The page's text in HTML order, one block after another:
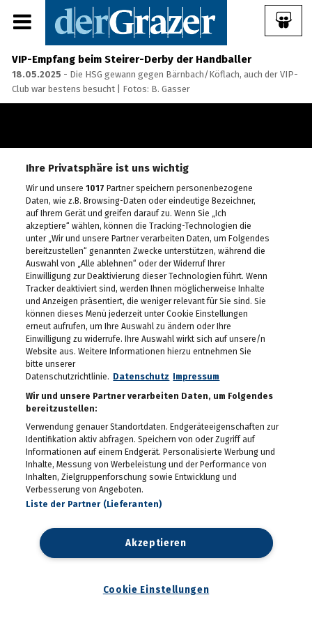
VIP-Empfang beim Steirer-Derby der Handballer
18.05.2025 - Die HSG gewann gegen Bärnbach/Köflach, auch der VIP-
Club war bestens besucht | Fotos: B. Gasser
ANMELDEN
IMPRESSUM
Ein Frühstück für die
Annenstraße - Das vierte
Annenfrühstück
22.07.2026
Seit 50 Jahren steht
Starkoch Johann Lafer in
der Küche
22.07.2026
Spiel, Spaß und Lernen in
der Kinderstadt Bibongo
14.07.2026
Die Grüne Nacht des
steirischen Tourismus
09.07.2026
Sommerfest der
Industriellenvereinigung
Steiermark 2026
WM 2026: Ganz Graz
Nationalelf
Die Innenstadt wurde zum
Ihre Privatsphäre ist uns wichtig
Wir und unsere1017 Partner speichern personenbezogene
Daten, wie z.B. Browsing-Daten oder eindeutige Bezeichner,
auf Ihrem Gerät und greifen darauf zu. Wenn Sie „Ich
akzeptiere“ wählen, können die Tracking-Technologien die
unter „Wir und unsere Partner verarbeiten Daten, um Folgendes
bereitzustellen“ genannten Zwecke unterstützen, während die
Auswahl von „Alle ablehnen“ oder der Widerruf Ihrer
Einwilligung zur Deaktivierung dieser Technologien führt. Wenn
Tracker deaktiviert sind, werden Ihnen möglicherweise Inhalte
und Anzeigen präsentiert, die weniger relevant für Sie sind. Sie
können dieses Menü jederzeit unter Cookie Einstellungen
erneut aufrufen, um Ihre Auswahl zu ändern oder Ihre
Einwilligung zu widerrufe. Ihre Auswahl wirkt sich auf unsere/n
Website aus. Weitere Informationen hierzu entnehmen Sie
bitte unserer
Datenschutzrichtlinie.
Datenschutz
Impressum
Wir und unsere Partner verarbeiten Daten, um Folgendes
bereitzustellen:
Verwendung genauer Standortdaten. Endgeräteeigenschaften zur
Identifikation aktiv abfragen. Speichern von oder Zugriff auf
Informationen auf einem Endgerät. Personalisierte Werbung und
Inhalte, Messung von Werbeleistung und der Performance von
Inhalten, Zielgruppenforschung sowie Entwicklung und
Verbesserung von Angeboten.
Liste der Partner (Lieferanten)
Akzeptieren
Cookie Einstellungen